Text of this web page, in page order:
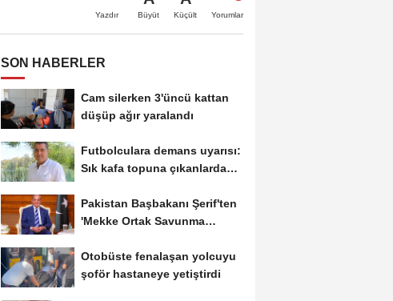
Yazdır Büyüt Küçült Yorumlar
SON HABERLER
Cam silerken 3'üncü kattan
düşüp ağır yaralandı
Futbolculara demans uyarısı:
Sık kafa topuna çıkanlarda
Pakistan Başbakanı Şerif'ten
'Mekke Ortak Savunma
Otobüste fenalaşan yolcuyu
şoför hastaneye yetiştirdi